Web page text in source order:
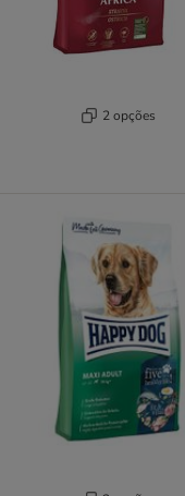
2 opções